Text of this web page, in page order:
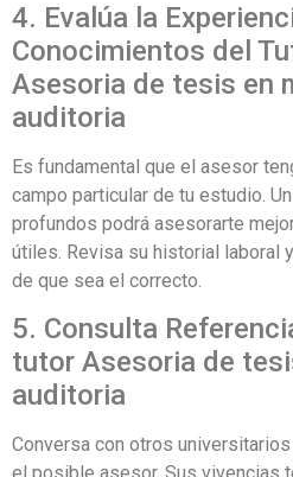
4. Evalúa la
Conocimientos del
Asesoria de tesis en
auditoria
Es fundamental que el asesor
campo particular de tu estudio.
profundos podrá asesorarte
útiles. Revisa su historial laboral
de que sea el correcto.
5. Consulta
tutor Asesoria de
auditoria
Conversa con otros